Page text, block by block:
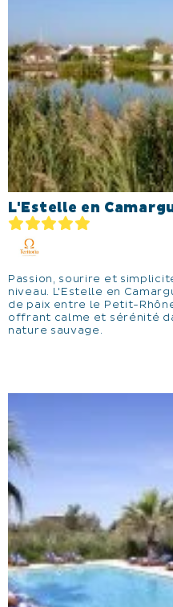
L'Estelle en
Passion, sourire et
niveau. L'Estelle en
de paix entre le Petit-
offrant calme et sérénité
nature sauvage.